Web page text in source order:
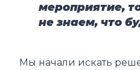
мероприятие,
не знаем, что
Мы начали искать